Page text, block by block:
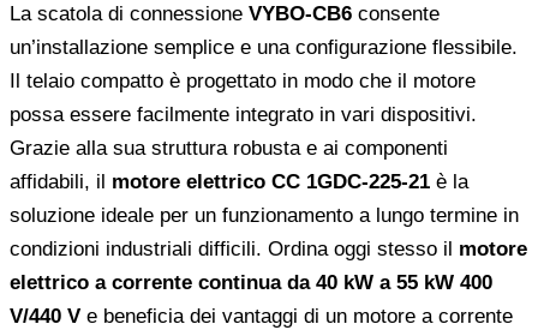
La scatola di connessione VYBO-CB6 consente
un’installazione semplice e una configurazione flessibile.
Il telaio compatto è progettato in modo che il motore
possa essere facilmente integrato in vari dispositivi.
Grazie alla sua struttura robusta e ai componenti
affidabili, il motore elettrico CC 1GDC-225-21 è la
soluzione ideale per un funzionamento a lungo termine in
condizioni industriali difficili. Ordina oggi stesso il motore
elettrico a corrente continua da 40 kW a 55 kW 400
V/440 V e beneficia dei vantaggi di un motore a corrente